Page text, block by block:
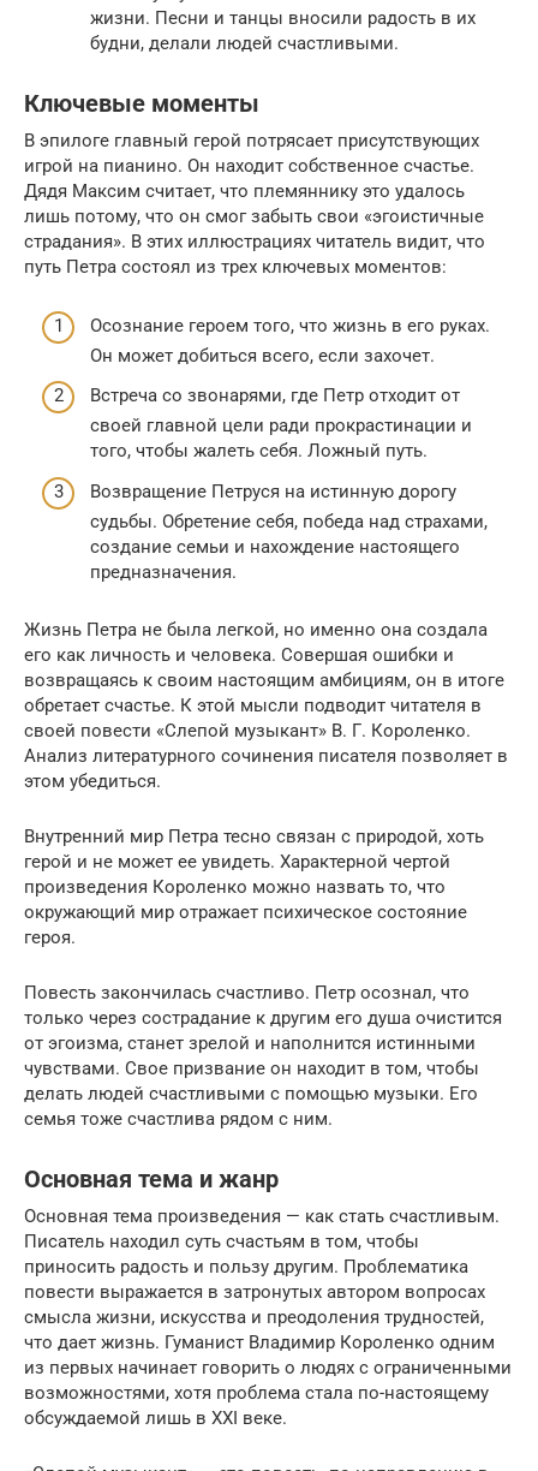
жизни. Песни и танцы вносили радость в их
будни, делали людей счастливыми.
Ключевые моменты
В эпилоге главный герой потрясает присутствующих
игрой на пианино. Он находит собственное счастье.
Дядя Максим считает, что племяннику это удалось
лишь потому, что он смог забыть свои «эгоистичные
страдания». В этих иллюстрациях читатель видит, что
путь Петра состоял из трех ключевых моментов:
Осознание героем того, что жизнь в его руках.
Он может добиться всего, если захочет.
Встреча со звонарями, где Петр отходит от
своей главной цели ради прокрастинации и
того, чтобы жалеть себя. Ложный путь.
Возвращение Петруся на истинную дорогу
судьбы. Обретение себя, победа над страхами,
создание семьи и нахождение настоящего
предназначения.
Жизнь Петра не была легкой, но именно она создала
его как личность и человека. Совершая ошибки и
возвращаясь к своим настоящим амбициям, он в итоге
обретает счастье. К этой мысли подводит читателя в
своей повести «Слепой музыкант» В. Г. Короленко.
Анализ литературного сочинения писателя позволяет в
этом убедиться.
Внутренний мир Петра тесно связан с природой, хоть
герой и не может ее увидеть. Характерной чертой
произведения Короленко можно назвать то, что
окружающий мир отражает психическое состояние
героя.
Повесть закончилась счастливо. Петр осознал, что
только через сострадание к другим его душа очистится
от эгоизма, станет зрелой и наполнится истинными
чувствами. Свое призвание он находит в том, чтобы
делать людей счастливыми с помощью музыки. Его
семья тоже счастлива рядом с ним.
Основная тема и жанр
Основная тема произведения — как стать счастливым.
Писатель находил суть счастьям в том, чтобы
приносить радость и пользу другим. Проблематика
повести выражается в затронутых автором вопросах
смысла жизни, искусства и преодоления трудностей,
что дает жизнь. Гуманист Владимир Короленко одним
из первых начинает говорить о людях с ограниченными
возможностями, хотя проблема стала по-настоящему
обсуждаемой лишь в XXI веке.